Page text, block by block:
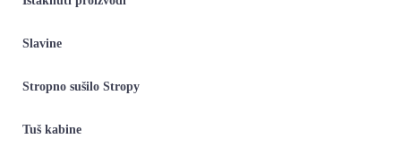
Slavine
Stropno sušilo Stropy
Tuš kabine